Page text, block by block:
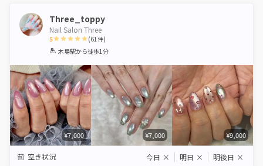
Three_toppy
Nail Salon Three
5
1 2 3 4 5
(61件)
木場駅から徒歩1分
¥7,000 ¥7,000 ¥9,000
空き状況 今日 × 明日 × 明後日 ×